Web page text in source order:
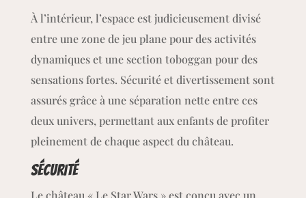
À l’intérieur, l’espace est judicieusement divisé
entre une zone de jeu plane pour des activités
dynamiques et une section toboggan pour des
sensations fortes. Sécurité et divertissement sont
assurés grâce à une séparation nette entre ces
deux univers, permettant aux enfants de profiter
pleinement de chaque aspect du château.
Sécurité
Le château « Le Star Wars » est conçu avec un